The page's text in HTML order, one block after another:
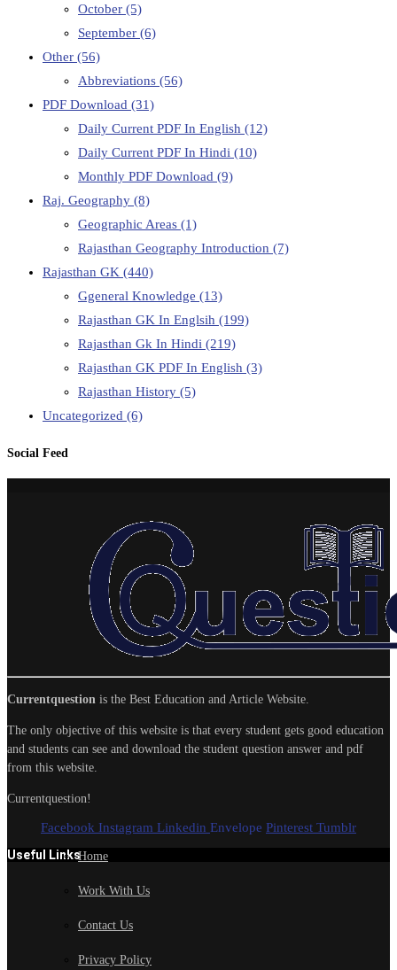
October (5)
September (6)
Other (56)
Abbreviations (56)
PDF Download (31)
Daily Current PDF In English (12)
Daily Current PDF In Hindi (10)
Monthly PDF Download (9)
Raj. Geography (8)
Geographic Areas (1)
Rajasthan Geography Introduction (7)
Rajasthan GK (440)
Ggeneral Knowledge (13)
Rajasthan GK In Englsih (199)
Rajasthan Gk In Hindi (219)
Rajasthan GK PDF In English (3)
Rajasthan History (5)
Uncategorized (6)
Social Feed
Currentquestion is the Best Education and Article Website.
The only objective of this website is that every student gets good education
and students can see and download the student question answer and pdf
from this website.
Currentquestion!
Facebook Instagram Linkedin Envelope Pinterest Tumblr
Useful LinksHome
Work With Us
Contact Us
Privacy Policy